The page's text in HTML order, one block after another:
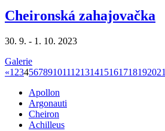
Cheironská zahajovačka
30. 9. - 1. 10. 2023
Galerie
«1 23456789101112131415161718192021
Apollon
Argonauti
Cheiron
Achilleus